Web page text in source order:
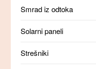
Smrad iz odtoka
Solarni paneli
Strešniki